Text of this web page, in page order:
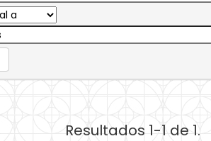
Resultados 1-1 de 1.